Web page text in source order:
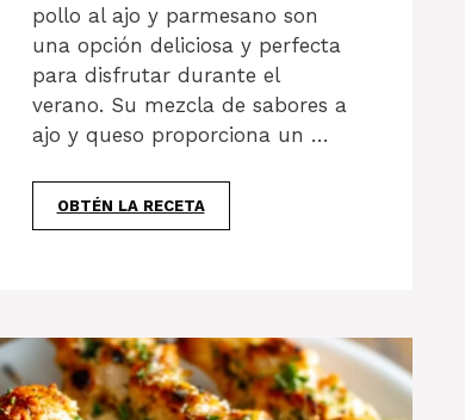
pollo al ajo y parmesano son
una opción deliciosa y perfecta
para disfrutar durante el
verano. Su mezcla de sabores a
ajo y queso proporciona un …
OBTÉN LA RECETA